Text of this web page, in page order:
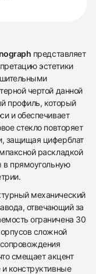
представляет
эстетики
чертой данной
профиль, который
и обеспечивает
стекло повторяет
защищая циферблат
раскладкой
в прямоугольную
механический
отвечающий за
ограничена 30
сложной
смещает акцент
конструктивные